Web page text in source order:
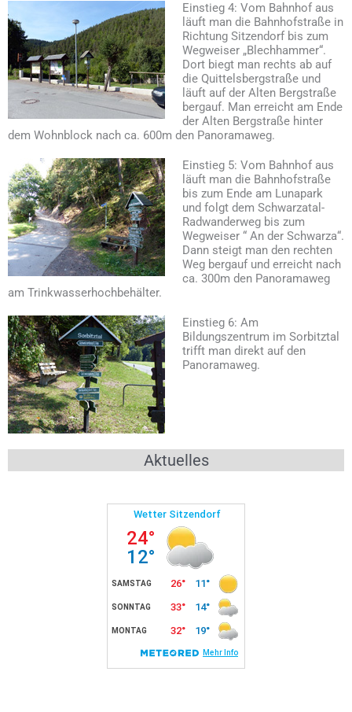
Einstieg 4: Vom Bahnhof aus
läuft man die Bahnhofstraße in
Richtung Sitzendorf bis zum
Wegweiser „Blechhammer“.
Dort biegt man rechts ab auf
die Quittelsbergstraße und
läuft auf der Alten Bergstraße
bergauf. Man erreicht am Ende
der Alten Bergstraße hinter
dem Wohnblock nach ca. 600m den Panoramaweg.
Einstieg 5: Vom Bahnhof aus
läuft man die Bahnhofstraße
bis zum Ende am Lunapark
und folgt dem Schwarzatal-
Radwanderweg bis zum
Wegweiser “ An der Schwarza“.
Dann steigt man den rechten
Weg bergauf und erreicht nach
ca. 300m den Panoramaweg
am Trinkwasserhochbehälter.
Einstieg 6: Am
Bildungszentrum im Sorbitztal
trifft man direkt auf den
Panoramaweg.
Aktuelles